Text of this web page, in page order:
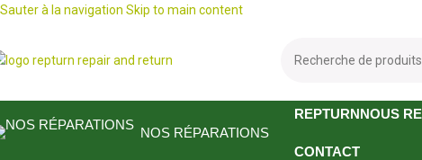
Sauter à la navigation Skip to main content
NOS RÉPARATIONS
REPTURNNOUS
CONTACT